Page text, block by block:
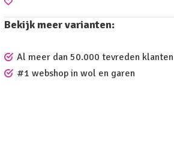
Bekijk meer varianten:
Al meer dan 50.000 tevreden klanten
#1 webshop in wol en garen